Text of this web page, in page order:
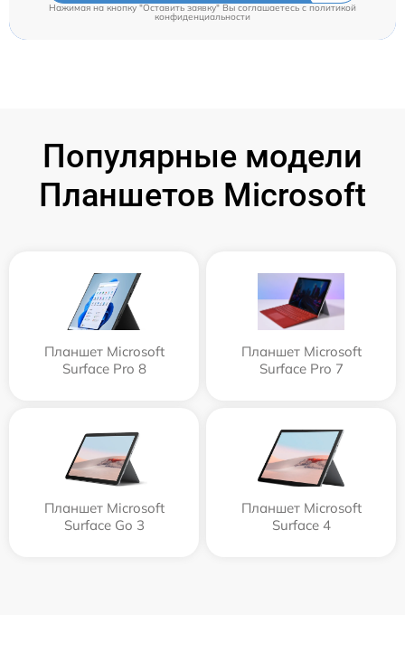
Нажимая на кнопку "Оставить заявку" Вы соглашаетесь c политикой
конфиденциальности
Популярные модели
Планшетов Microsoft
Планшет Microsoft
Surface Pro 8
Планшет Microsoft
Surface Pro 7
Планшет Microsoft
Surface Go 3
Планшет Microsoft
Surface 4